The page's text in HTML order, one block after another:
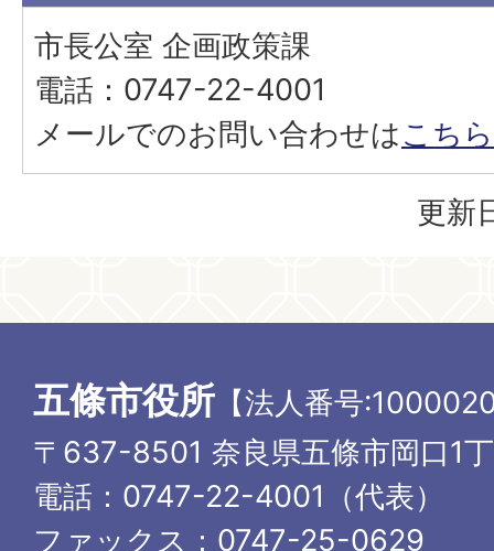
市長公室 企画政策課
電話：0747-22-4001
メールでのお問い合わせはこちら
更新
五條市役所 【法人番号
〒637-8501 奈良県五條市岡口1
電話：0747-22-4001（代表）
ファックス：0747-25-0629